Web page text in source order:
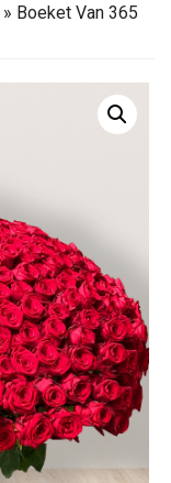
» Boeket Van 365